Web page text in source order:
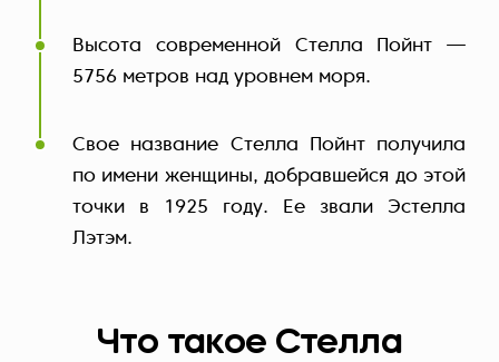
Высота современной Стелла Пойнт —
5756 метров над уровнем моря.
Свое название Стелла Пойнт получила
по имени женщины, добравшейся до этой
точки в 1925 году. Ее звали Эстелла
Лэтэм.
Что такое Стелла